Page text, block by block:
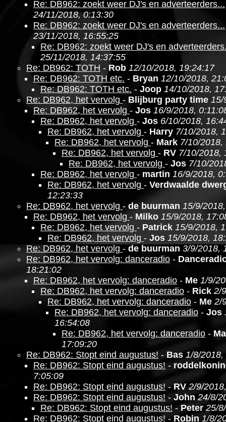
Re: DB962: zoekt weer DJ's en adverteerders...
24/11/2018, 0:13:30
Re: DB962: zoekt weer DJ's en adverteerders...
23/11/2018, 16:55:25
Re: DB962: zoekt weer DJ's en
25/11/2018, 14:37:55
Re: DB962: TOTH - Rob 12/10/2018, 19:24:17
Re: DB962: TOTH etc. - Bryan 12/10/2018,
Re: DB962: TOTH etc. - Joop 14/10/2018,
Re: DB962, het vervolg - Blijburg party time 15/
Re: DB962, het vervolg - Jos 16/9/2018,
Re: DB962, het vervolg - Jos 6/10/2018,
Re: DB962, het vervolg - Harry 7/10/2018,
Re: DB962, het vervolg - Mark 7/10/2018,
Re: DB962, het vervolg - RV 7/10/2018,
Re: DB962, het vervolg - Jos 7/10/
Re: DB962, het vervolg - martin 16/9/2018,
Re: DB962, het vervolg - Verdwaalde
12:23:33
Re: DB962, het vervolg - de buurman 15/9/
Re: DB962, het vervolg - Milko 15/9/2018,
Re: DB962, het vervolg - Patrick 15/9/2018,
Re: DB962, het vervolg - Jos 15/9/2018,
Re: DB962, het vervolg - de buurman 3/9/2018,
Re: DB962, het vervolg: danceradio -
18:21:02
Re: DB962, het vervolg: danceradio - Me 1/9/
Re: DB962, het vervolg: danceradio - Rick 2/
Re: DB962, het vervolg: danceradio - Me 2/
Re: DB962, het vervolg: danceradio - Jos
16:54:08
Re: DB962, het vervolg: danceradio -
17:09:20
Re: DB962: Stopt eind augustus! - Bas 1/8/2018,
Re: DB962: Stopt eind augustus! -
7:05:09
Re: DB962: Stopt eind augustus! - RV 2/9/
Re: DB962: Stopt eind augustus! - John 24/8/
Re: DB962: Stopt eind augustus! - Peter 25/
Re: DB962: Stopt eind augustus! - Robin 1/8/